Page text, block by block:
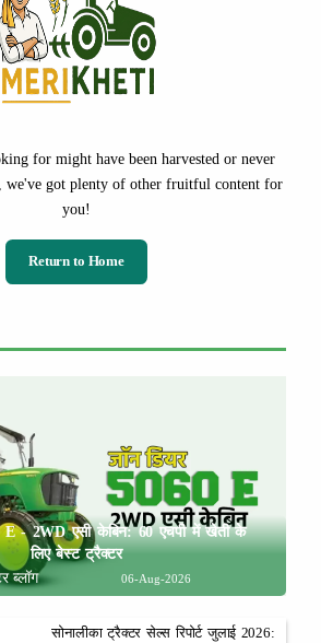
for might have been harvested or never
we've got plenty of other fruitful content for
you!
Return to Home
E - 2WD एसी केबिन: 60 एचपी में खेती के
लिए बेस्ट ट्रैक्टर
ब्लॉग 06-Aug-2026
सोनालीका ट्रैक्टर सेल्स रिपोर्ट जुलाई 2026: